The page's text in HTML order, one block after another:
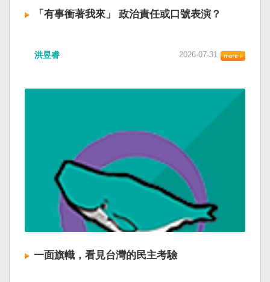
「有事衝著我來」 政治責任或口號表演？
洪昱睿 2026-07-31
一面旗幟，看見台灣的民主考驗